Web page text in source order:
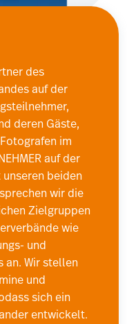
des
auf der
deren Gäste,
im
auf der
beiden
wir die
Zielgruppen
wie
und
an. Wir stellen
und
sich ein
entwickelt.